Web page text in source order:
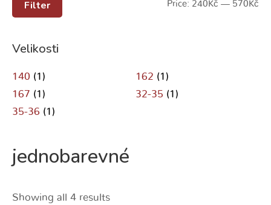
Filter Price: 240Kč — 570Kč
Velikosti
140 (1) 162 (1)
167 (1) 32-35 (1)
35-36 (1)
jednobarevné
Showing all 4 results